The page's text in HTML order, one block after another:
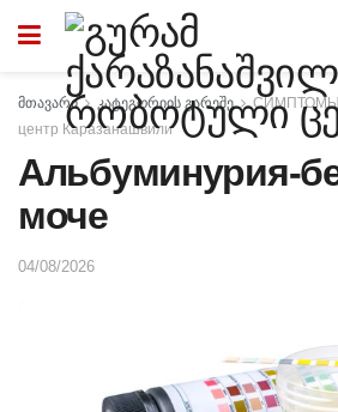
მთავარი კატეგორიის გარეშე
СИМПТОМЫ
центр Каразанашвили
Альбуминурия-
моче
04/08/2026